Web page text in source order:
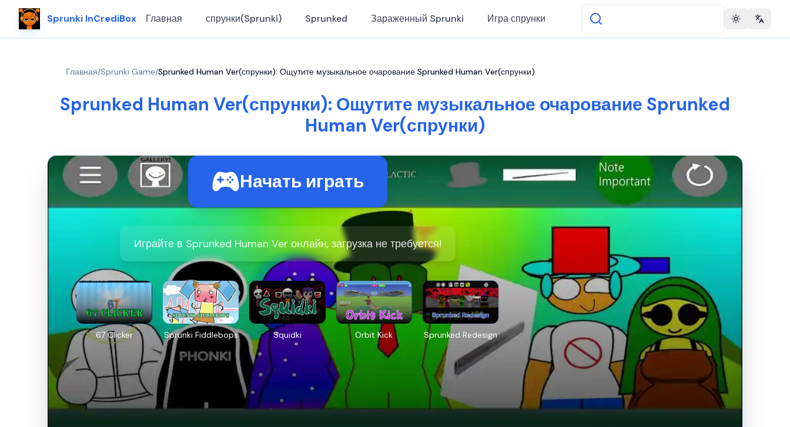
Sprunki InCrediBox Главная спрунки(Sprunki) Sprunked Зараженный Sprunki Игра спрунки Toggle theme
Главная/Sprunki Game/Sprunked Human Ver(спрунки): Ощутите музыкальное очарование Sprunked Human Ver(спрунки)
Sprunked Human Ver(спрунки): Ощутите музыкальное очарование Sprunked
Human Ver(спрунки)
Начать играть
Играйте в Sprunked Human Ver онлайн, загрузка не требуется!
67 Clicker Sprunki Fiddlebops Squidki Orbit Kick Sprunked Redesign